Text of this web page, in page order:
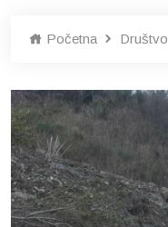
Početna Društvo